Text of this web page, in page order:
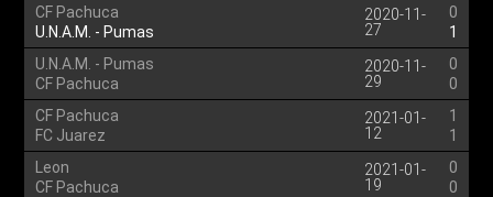
CF Pachuca
U.N.A.M. - Pumas
2020-11-
27
0
1
U.N.A.M. - Pumas
CF Pachuca
2020-11-
29
0
0
CF Pachuca
FC Juarez
2021-01-
12
1
1
Leon
CF Pachuca
2021-01-
19
0
0